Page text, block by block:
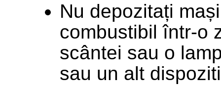
Nu depozitați
combustibil într-o
scântei sau o
sau un alt